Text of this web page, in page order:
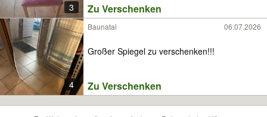
3 Zu Verschenken
4
Baunatal 06.07.2026
Großer Spiegel zu verschenken!!!
Zu Verschenken